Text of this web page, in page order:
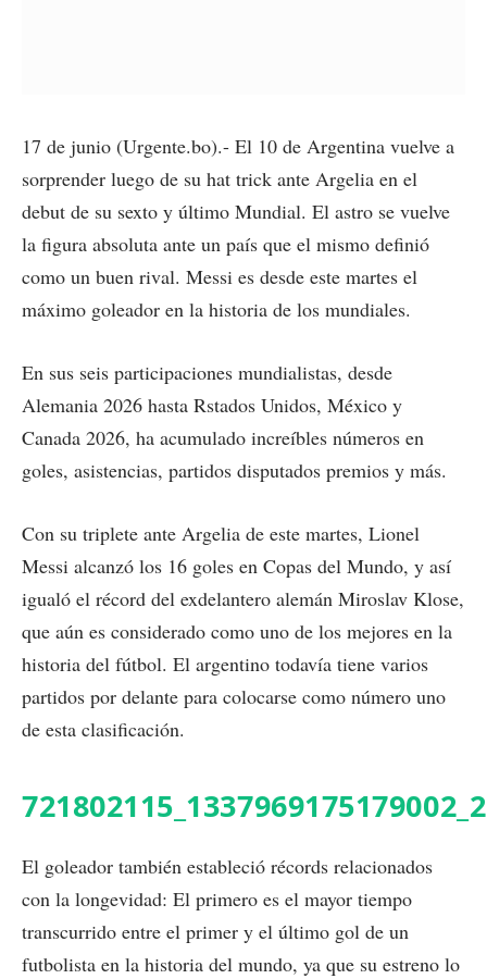
17 de junio (Urgente.bo).- El 10 de Argentina vuelve a
sorprender luego de su hat trick ante Argelia en el
debut de su sexto y último Mundial. El astro se vuelve
la figura absoluta ante un país que el mismo definió
como un buen rival. Messi es desde este martes el
máximo goleador en la historia de los mundiales.
En sus seis participaciones mundialistas, desde
Alemania 2026 hasta Rstados Unidos, México y
Canada 2026, ha acumulado increíbles números en
goles, asistencias, partidos disputados premios y más.
Con su triplete ante Argelia de este martes, Lionel
Messi alcanzó los 16 goles en Copas del Mundo, y así
igualó el récord del exdelantero alemán Miroslav Klose,
que aún es considerado como uno de los mejores en la
historia del fútbol. El argentino todavía tiene varios
partidos por delante para colocarse como número uno
de esta clasificación.
El goleador también estableció récords relacionados
con la longevidad: El primero es el mayor tiempo
transcurrido entre el primer y el último gol de un
futbolista en la historia del mundo, ya que su estreno lo